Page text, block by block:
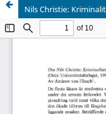
Nils Christie: